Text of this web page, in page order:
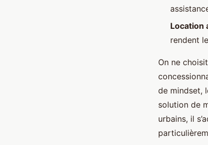
Location
rendent
On ne
de mindset,
solution de
urbains, il